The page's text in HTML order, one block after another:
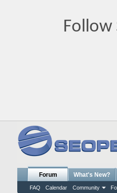
Follow
Forum
FAQ Calendar Community
What's New?